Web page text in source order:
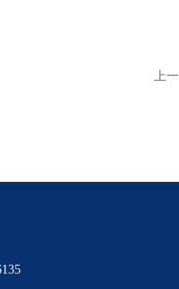
上